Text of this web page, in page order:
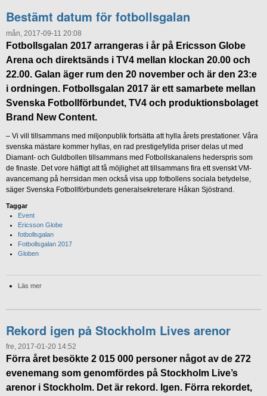
Bestämt datum för fotbollsgalan
mån, 2017-09-11 20:08
Fotbollsgalan 2017 arrangeras i år på Ericsson Globe
Arena och direktsänds i TV4 mellan klockan 20.00 och
22.00. Galan äger rum den 20 november och är den 23:e
i ordningen. Fotbollsgalan 2017 är ett samarbete mellan
Svenska Fotbollförbundet, TV4 och produktionsbolaget
Brand New Content.
– Vi vill tillsammans med miljonpublik fortsätta att hylla årets prestationer. Våra
svenska mästare kommer hyllas, en rad prestigefyllda priser delas ut med
Diamant- och Guldbollen tillsammans med Fotbollskanalens hederspris som
de finaste. Det vore häftigt att få möjlighet att tillsammans fira ett svenskt VM-
avancemang på herrsidan men också visa upp fotbollens sociala betydelse,
säger Svenska Fotbollförbundets generalsekreterare Håkan Sjöstrand.
Taggar
Event
Ericsson Globe
fotbollsgalan
Fotbollsgalan 2017
Globen
Läs mer
Rekord igen på Stockholm Lives arenor
fre, 2017-01-20 14:52
Förra året besökte 2 015 000 personer något av de 272
evenemang som genomfördes på Stockholm Live’s
arenor i Stockholm. Det är rekord. Igen. Förra rekordet,